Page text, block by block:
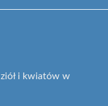
i kwiatów w